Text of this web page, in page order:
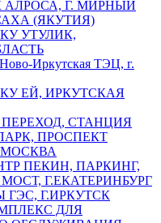
Г. МИРНЫЙ
(ЯКУТИЯ)
УТУЛИК,
Иркутская ТЭЦ, г.
ЕЙ, ИРКУТСКАЯ
СТАНЦИЯ
ПРОСПЕКТ
ПЕКИН, ПАРКИНГ,
Г.ЕКАТЕРИНБУРГ
ГЭС, Г.ИРКУТСК
ДЛЯ